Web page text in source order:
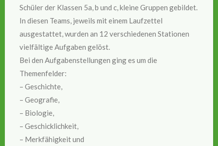
Schüler der Klassen 5a, b und c, kleine Gruppen gebildet.
In diesen Teams, jeweils mit einem Laufzettel
ausgestattet, wurden an 12 verschiedenen Stationen
vielfältige Aufgaben gelöst.
Bei den Aufgabenstellungen ging es um die
Themenfelder:
– Geschichte,
– Geografie,
– Biologie,
– Geschicklichkeit,
– Merkfähigkeit und